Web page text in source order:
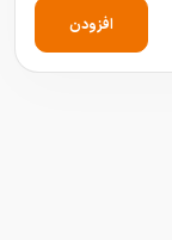
افزودن